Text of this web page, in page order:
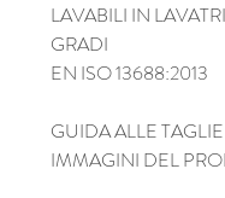
LAVABILI IN
GRADI
EN ISO 13688:2013
GUIDA ALLE
IMMAGINI DEL